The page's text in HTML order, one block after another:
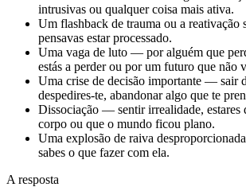
intrusivas ou qualquer coisa mais ativa.
Um flashback de trauma ou a reativação
pensavas estar processado.
Uma vaga de luto — por alguém que
estás a perder ou por um futuro que não
Uma crise de decisão importante — sair
despedires-te, abandonar algo que te
Dissociação — sentir irrealidade, estares
corpo ou que o mundo ficou plano.
Uma explosão de raiva
sabes o que fazer com ela.
A resposta